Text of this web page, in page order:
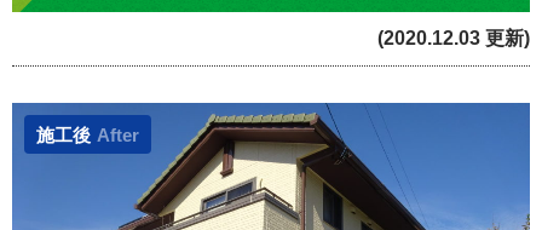
(2020.12.03 更新)
施工後 After